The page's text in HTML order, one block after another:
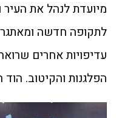
מיועדת לנהל את
לתקופה חדשה
עדיפויות אחרים
הפלגנות והקיטוב.